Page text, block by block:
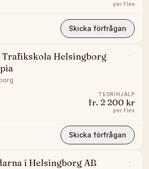
per Flex
Skicka förfrågan
Trafikskola Helsingborg
TEORIHJÄLP
fr. 2 200 kr
per Flex
Skicka förfrågan
i Helsingborg AB